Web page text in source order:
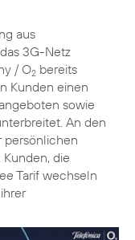
aus
3G-Netz
/ O2 bereits
Kunden einen
angeboten sowie
An den
persönlichen
die
Tarif wechseln